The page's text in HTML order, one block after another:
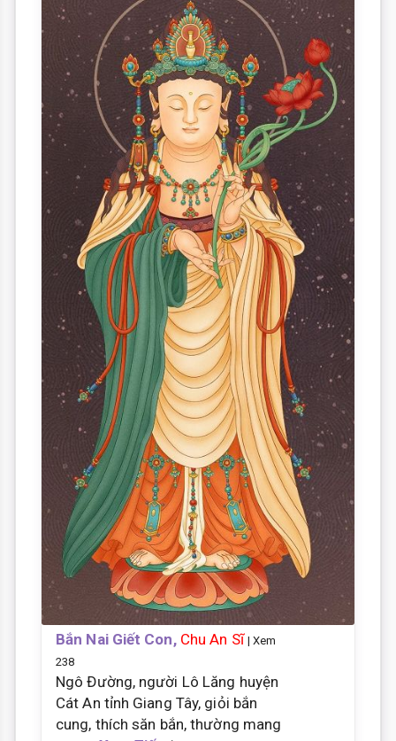
Bắn Nai Giết Con, Chu An Sĩ | Xem
238
Ngô Đường, người Lô Lăng huyện
Cát An tỉnh Giang Tây, giỏi bắn
cung, thích săn bắn, thường mang